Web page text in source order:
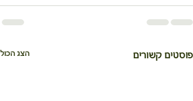
פוסטים קשורים הצג הכול